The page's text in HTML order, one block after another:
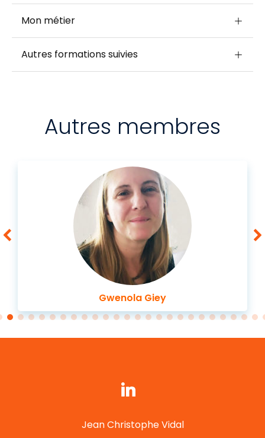
Mon métier
Autres formations suivies
Autres membres
Gwenola Giey
Jean Christophe Vidal